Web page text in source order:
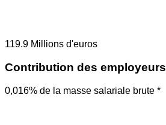
119.9 Millions d'euros
Contribution des employeurs
0,016% de la masse salariale brute *